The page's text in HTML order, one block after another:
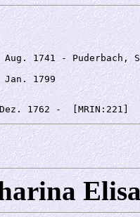
1741 - Puderbach,
Jan. 1799